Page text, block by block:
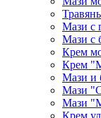
Мази с
Мази с
Крем
Крем
Мази и
Мази
Мази
Крем